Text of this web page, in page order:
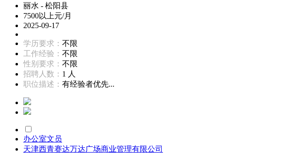
丽水 - 松阳县
7500以上元/月
2025-09-17
学历要求： 不限
工作经验： 不限
性别要求： 不限
招聘人数： 1 人
职位描述： 有经验者优先...
办公室文员
天津西青赛达万达广场商业管理有限公司